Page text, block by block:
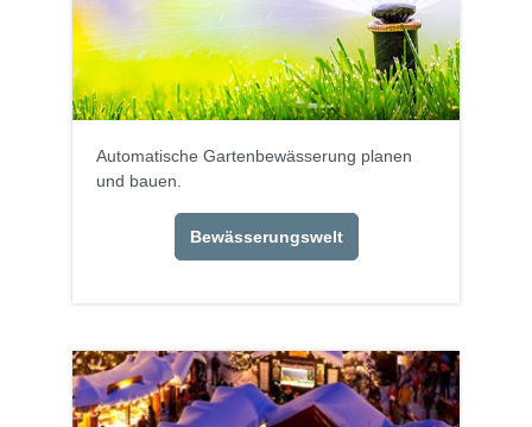
Automatische Gartenbewässerung planen
und bauen.
Bewässerungswelt